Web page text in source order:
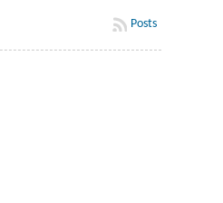
Posts